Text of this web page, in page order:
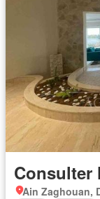
Consulter
Ain Zaghouan,